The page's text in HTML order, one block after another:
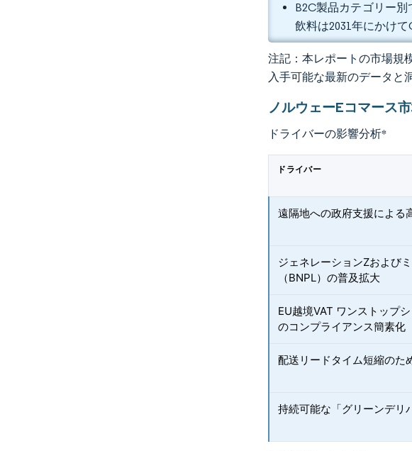
B2C製品カテゴリー別
飲料は2031年にかけて
注記：本レポートの市場規
入手可能な最新のデータと
ノルウェーEコマース
ドライバーの影響分析*
ドライバー
遠隔地への政府支援による
ジェネレーションZおよび
（BNPL）の普及拡大
EU越境VAT ワンストップ
のコンプライアンス簡素化
配送リードタイム短縮のた
持続可能な「グリーンデリ